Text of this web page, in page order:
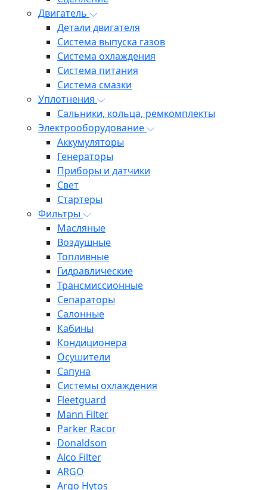
Двигатель
Детали двигателя
Система выпуска газов
Система охлаждения
Система питания
Система смазки
Уплотнения
Сальники, кольца, ремкомплекты
Электрооборудование
Аккумуляторы
Генераторы
Приборы и датчики
Свет
Стартеры
Фильтры
Масляные
Воздушные
Топливные
Гидравлические
Трансмиссионные
Сепараторы
Салонные
Кабины
Кондиционера
Осушители
Сапуна
Системы охлаждения
Fleetguard
Mann Filter
Parker Racor
Donaldson
Alco Filter
ARGO
Argo Hytos